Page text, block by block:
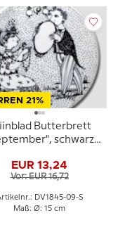
21%
Butterbrett
schwarz
EUR 13,24
Vor: EUR 16,72
DV1845-09-S
Maß: Ø: 15 cm